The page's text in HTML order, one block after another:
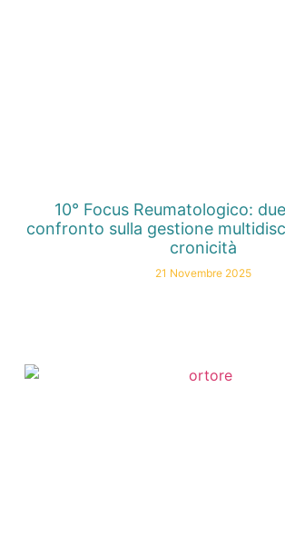
10° Focus Reumatologico:
confronto sulla gestione
cronicità
21 Novembre 2025